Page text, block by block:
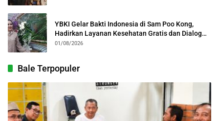
YBKI Gelar Bakti Indonesia di Sam Poo Kong,
Hadirkan Layanan Kesehatan Gratis dan Dialog
Kebangsaan
01/08/2026
Bale Terpopuler